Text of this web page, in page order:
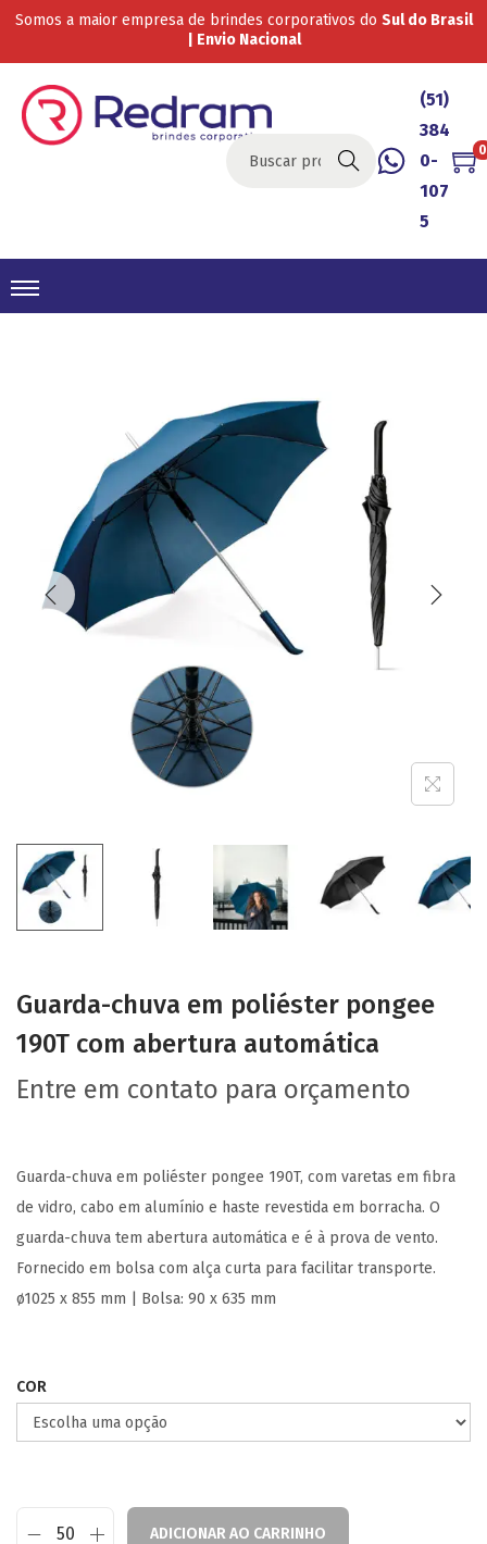
Somos a maior empresa de brindes corporativos do Sul do Brasil
| Envio Nacional
Buscar
(51)
384
0-
107
5
0
Guarda-chuva em poliéster pongee
190T com abertura automática
Entre em contato para orçamento
Guarda-chuva em poliéster pongee 190T, com varetas em fibra
de vidro, cabo em alumínio e haste revestida em borracha. O
guarda-chuva tem abertura automática e é à prova de vento.
Fornecido em bolsa com alça curta para facilitar transporte.
ø1025 x 855 mm | Bolsa: 90 x 635 mm
COR
ADICIONAR AO CARRINHO